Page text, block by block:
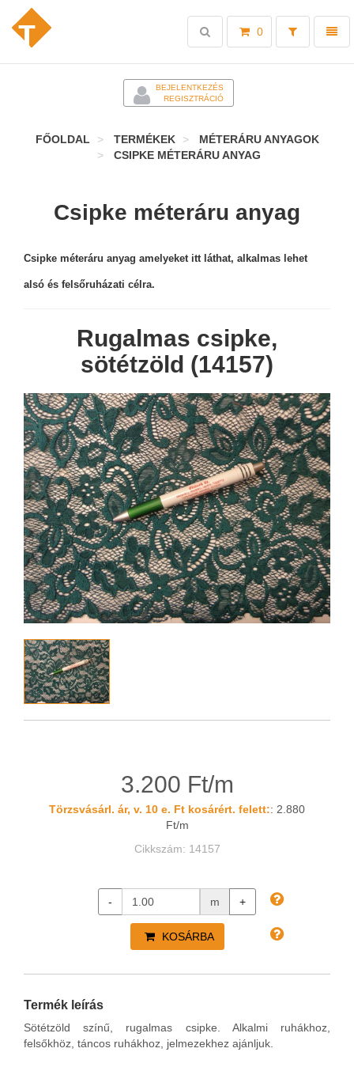
Toggle
0
Toggle
search
BEJELENTKEZÉS
REGISZTRÁCIÓ
FŐOLDAL TERMÉKEK
MÉTERÁRU ANYAGOK
CSIPKE MÉTERÁRU ANYAG
Csipke méteráru anyag
Csipke méteráru anyag amelyeket itt láthat, alkalmas lehet
alsó és felsőruházati célra.
Rugalmas csipke,
sötétzöld (14157)
3.200 Ft/m
Törzsvásárl. ár, v. 10 e. Ft kosárért. felett:: 2.880
Ft/m
Cikkszám: 14157
- m +
KOSÁRBA
Termék leírás
Sötétzöld színű, rugalmas csipke. Alkalmi ruhákhoz,
felsőkhöz, táncos ruhákhoz, jelmezekhez ajánljuk.